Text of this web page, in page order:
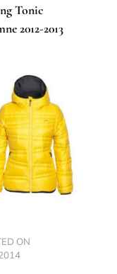
Tonic
2012-2013
ON